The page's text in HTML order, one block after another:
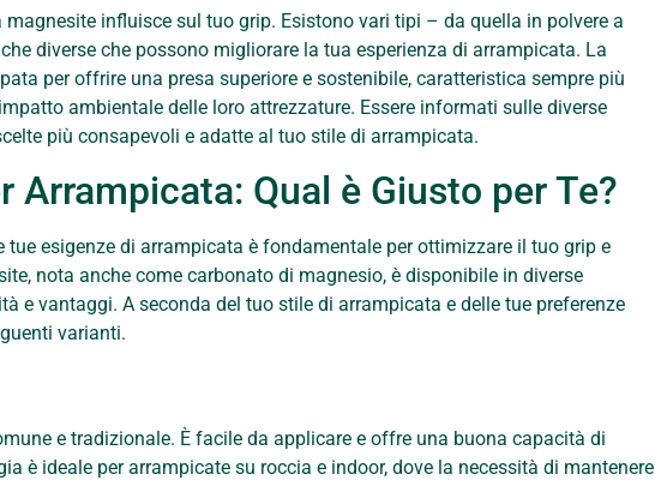
influisce sul tuo grip. Esistono vari tipi – da quella in polvere a
diverse che possono migliorare la tua esperienza di arrampicata. La
per offrire una presa superiore e sostenibile, caratteristica sempre più
ambientale delle loro attrezzature. Essere informati sulle diverse
più consapevoli e adatte al tuo stile di arrampicata.
Arrampicata: Qual è Giusto per Te?
esigenze di arrampicata è fondamentale per ottimizzare il tuo grip e
nota anche come carbonato di magnesio, è disponibile in diverse
e vantaggi. A seconda del tuo stile di arrampicata e delle tue preferenze
varianti.
e tradizionale. È facile da applicare e offre una buona capacità di
è ideale per arrampicate su roccia e indoor, dove la necessità di mantenere